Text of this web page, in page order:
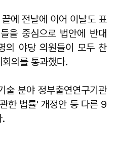
에 전날에 이어 이날도 표
을 중심으로 법안에 반대
의 야당 의원들이 모두 찬
의를 통과했다.
술 분야 정부출연연구기관
한 법률' 개정안 등 다른 9
.